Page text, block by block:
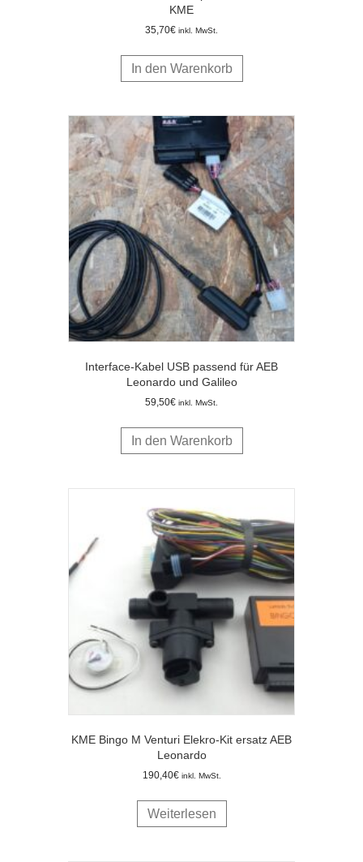
KME
35,70€ inkl. MwSt.
In den Warenkorb
Interface-Kabel USB passend für AEB
Leonardo und Galileo
59,50€ inkl. MwSt.
In den Warenkorb
KME Bingo M Venturi Elekro-Kit ersatz AEB
Leonardo
190,40€ inkl. MwSt.
Weiterlesen